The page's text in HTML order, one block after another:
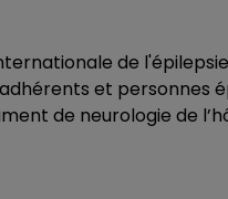
de
et personnes
de neurologie de